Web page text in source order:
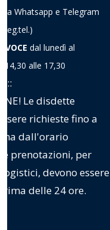
Whatsapp e Telegram
VOCE dal lunedì al
14,30 alle 17,30
Le disdette
richieste fino a
dall'orario
prenotazioni, per
devono essere
delle 24 ore.